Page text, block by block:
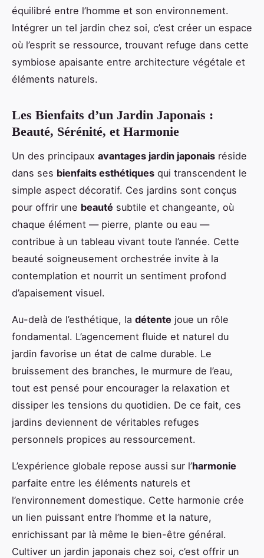
équilibré entre l’homme et son environnement.
Intégrer un tel jardin chez soi, c’est créer un espace
où l’esprit se ressource, trouvant refuge dans cette
symbiose apaisante entre architecture végétale et
éléments naturels.
Les Bienfaits d’un Jardin Japonais :
Beauté, Sérénité, et Harmonie
Un des principaux avantages jardin japonais réside
dans ses bienfaits esthétiques qui transcendent le
simple aspect décoratif. Ces jardins sont conçus
pour offrir une beauté subtile et changeante, où
chaque élément — pierre, plante ou eau —
contribue à un tableau vivant toute l’année. Cette
beauté soigneusement orchestrée invite à la
contemplation et nourrit un sentiment profond
d’apaisement visuel.
Au-delà de l’esthétique, la détente joue un rôle
fondamental. L’agencement fluide et naturel du
jardin favorise un état de calme durable. Le
bruissement des branches, le murmure de l’eau,
tout est pensé pour encourager la relaxation et
dissiper les tensions du quotidien. De ce fait, ces
jardins deviennent de véritables refuges
personnels propices au ressourcement.
L’expérience globale repose aussi sur l’harmonie
parfaite entre les éléments naturels et
l’environnement domestique. Cette harmonie crée
un lien puissant entre l’homme et la nature,
enrichissant par là même le bien-être général.
Cultiver un jardin japonais chez soi, c’est offrir un